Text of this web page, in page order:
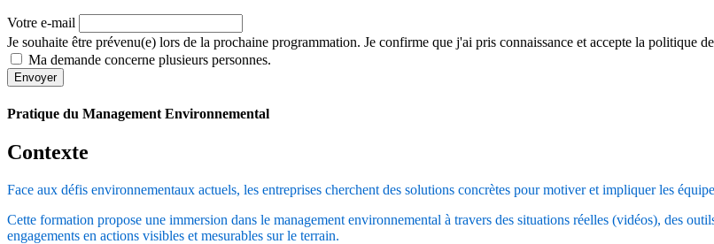
Votre e-mail
Je souhaite être prévenu(e) lors de la prochaine programmation. Je confirme que j'ai pris connaissance et accepte la politique
Ma demande concerne plusieurs personnes.
Envoyer
Pratique du Management Environnemental
Contexte
Face aux défis environnementaux actuels, les entreprises cherchent des solutions concrètes pour motiver et impliquer les
Cette formation propose une immersion dans le management environnemental à travers des situations réelles (vidéos), des
engagements en actions visibles et mesurables sur le terrain.